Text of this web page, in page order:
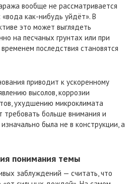
вообще не рассматривается
как-нибудь уйдёт». В
это может выглядеть
на песчаных грунтах или при
последствия становятся
приводит к ускоренному
высолов, коррозии
ухудшению микроклимата
требовать больше внимания и
была не в конструкции, а
понимания темы
заблуждений — считать, что